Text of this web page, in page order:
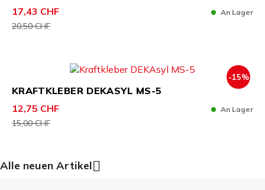
17,43 CHF
20,50 CHF
An Lager
KRAFTKLEBER DEKASYL MS-5
12,75 CHF
-15%
15,00 CHF
An Lager
Alle neuen Artikel